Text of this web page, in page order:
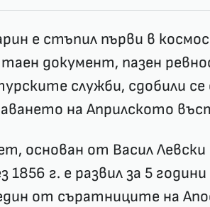
е стъпил първи в
документ, пазен
служби, сдобили се
на Априлското
основан от Васил
г. е развил за 5
от съратниците на